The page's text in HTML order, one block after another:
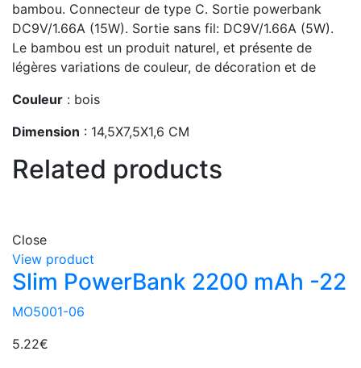
bambou. Connecteur de type C. Sortie powerbank
DC9V/1.66A (15W). Sortie sans fil: DC9V/1.66A (5W).
Le bambou est un produit naturel, et présente de
légères variations de couleur, de décoration et de
Couleur : bois
Dimension : 14,5X7,5X1,6 CM
Related products
Close
View product
Slim PowerBank 2200 mAh -22
MO5001-06
5.22€